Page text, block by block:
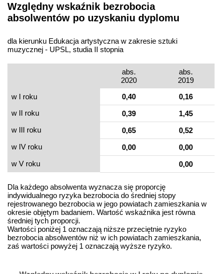
Względny wskaźnik bezrobocia
absolwentów po uzyskaniu dyplomu
dla kierunku Edukacja artystyczna w zakresie sztuki
muzycznej - UPSL, studia II stopnia
abs.
2020
abs.
2019
w I roku
0,40
0,16
w II roku
0,39
1,45
w III roku
0,65
0,52
w IV roku
0,00
0,00
w V roku
0,00
Dla każdego absolwenta wyznacza się proporcję
indywidualnego ryzyka bezrobocia do średniej stopy
rejestrowanego bezrobocia w jego powiatach zamieszkania w
okresie objętym badaniem. Wartość wskaźnika jest równa
średniej tych proporcji.
Wartości poniżej 1 oznaczają niższe przeciętnie ryzyko
bezrobocia absolwentów niż w ich powiatach zamieszkania,
zaś wartości powyżej 1 oznaczają wyższe ryzyko.